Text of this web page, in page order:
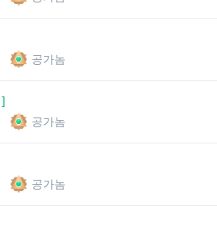
공가놈
]
공가놈
공가놈